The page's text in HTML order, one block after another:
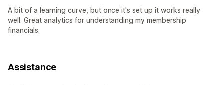
A bit of a learning curve, but once it's set up it works really
well. Great analytics for understanding my membership
financials.
Assistance